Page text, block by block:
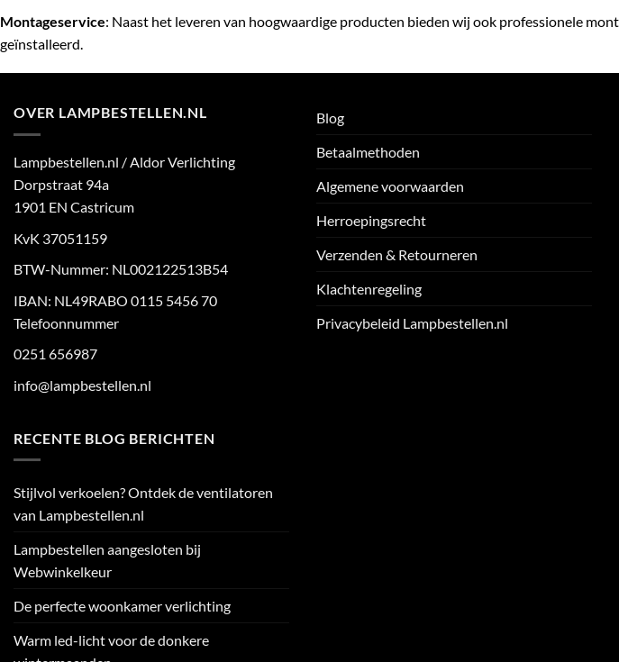
Montageservice: Naast het leveren van hoogwaardige producten bieden wij ook professionele
geïnstalleerd.
OVER LAMPBESTELLEN.NL
Lampbestellen.nl / Aldor Verlichting
Dorpstraat 94a
1901 EN Castricum
KvK 37051159
BTW-Nummer: NL002122513B54
IBAN: NL49RABO 0115 5456 70
Telefoonnummer
0251 656987
info@lampbestellen.nl
Blog
Betaalmethoden
Algemene voorwaarden
Herroepingsrecht
Verzenden & Retourneren
Klachtenregeling
Privacybeleid Lampbestellen.nl
RECENTE BLOG BERICHTEN
Stijlvol verkoelen? Ontdek de ventilatoren
van Lampbestellen.nl
Lampbestellen aangesloten bij
Webwinkelkeur
De perfecte woonkamer verlichting
Warm led-licht voor de donkere